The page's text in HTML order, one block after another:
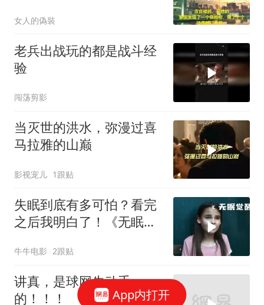
女人的偽裝
老兵出战玩的都是战斗经
验
闯荡剪影
当灭世的洪水，弥漫过喜
马拉雅的山巅
影视宠儿 1跟贴
失眠到底有多可怕？看完
之后我明白了！《无眠觉
牛牛电影 2跟贴
讲真，是球网先动手
的！！！
App内打开